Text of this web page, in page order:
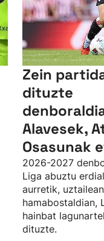
Zein
dituzte
Alavesek,
Osasunak
2026-2027
Liga abuztu
aurretik,
hamabostaldian,
hainbat
dituzte.